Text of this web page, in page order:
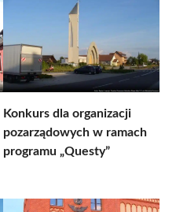
Konkurs dla organizacji
pozarządowych w ramach
programu „Questy”